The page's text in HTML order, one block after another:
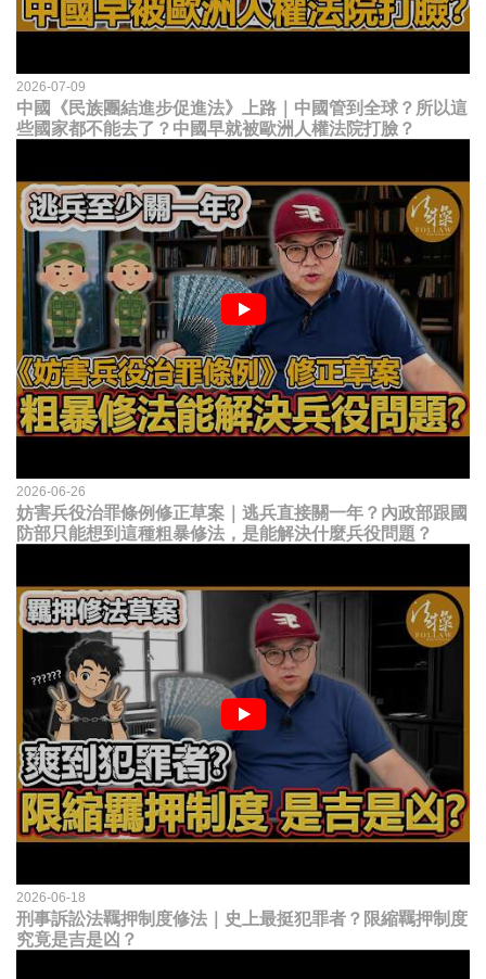
2026-07-09
中國《民族團結進步促進法》上路｜中國管到全球？所以這
些國家都不能去了？中國早就被歐洲人權法院打臉？
2026-06-26
妨害兵役治罪條例修正草案｜逃兵直接關一年？內政部跟國
防部只能想到這種粗暴修法，是能解決什麼兵役問題？
2026-06-18
刑事訴訟法羈押制度修法｜史上最挺犯罪者？限縮羈押制度
究竟是吉是凶？